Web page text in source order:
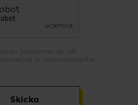
godkänner du vår
av personuppgifter.
Skicka